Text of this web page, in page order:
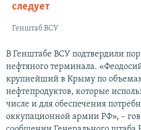
следует
Генштаб ВСУ
В Генштабе ВСУ подтвердили
нефтяного терминала.
крупнейший в Крыму по
нефтепродуктов, которые
числе и для обеспечения
оккупационной армии РФ», –